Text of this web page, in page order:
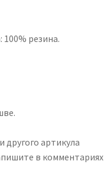
резина.
артикула
в комментариях